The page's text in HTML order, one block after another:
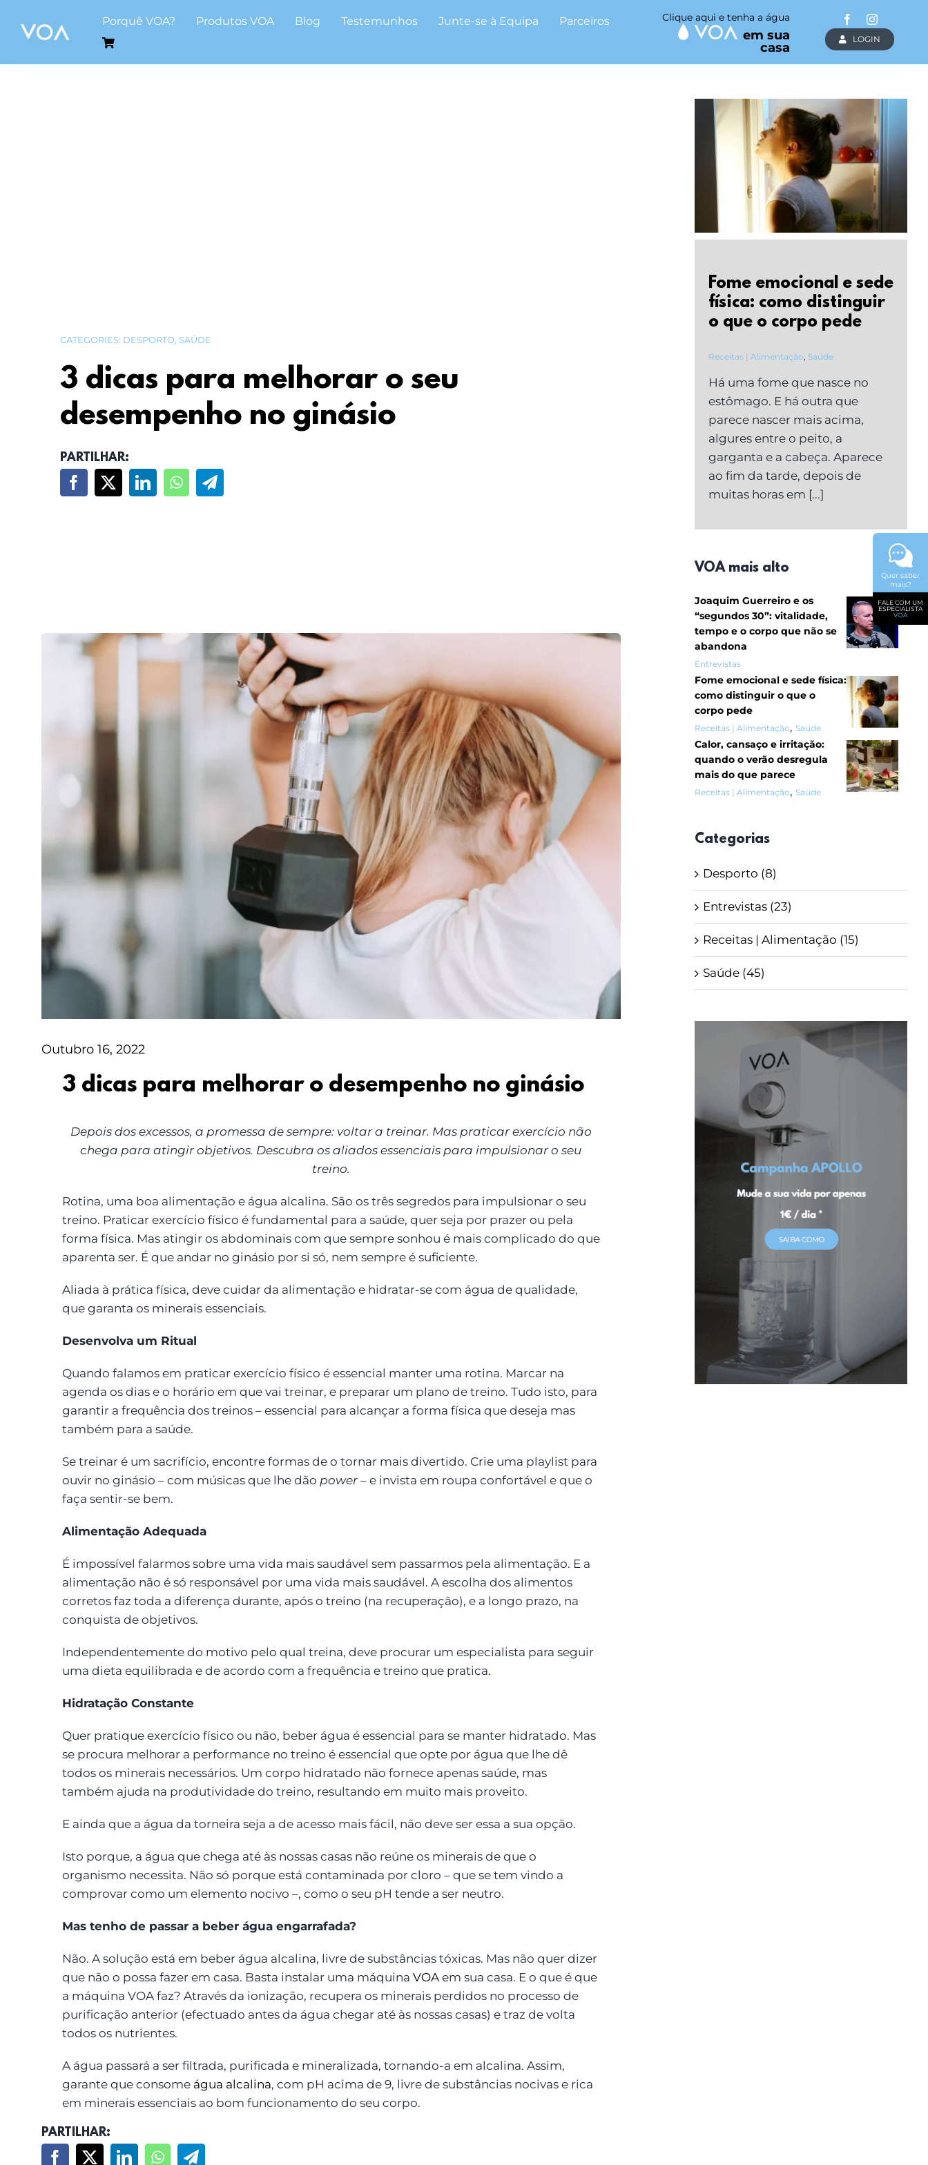
Porquê VOA? Produtos VOA Blog Testemunhos Junte-se à Equipa Parceiros Clique aqui e tenha a água
em sua
casa
LOGIN
CATEGORIES: DESPORTO, SAÚDE
3 dicas para melhorar o seu
desempenho no ginásio
PARTILHAR:
Outubro 16, 2022
3 dicas para melhorar o desempenho no ginásio
Depois dos excessos, a promessa de sempre: voltar a treinar. Mas praticar exercício não
chega para atingir objetivos. Descubra os aliados essenciais para impulsionar o seu
treino.
Rotina, uma boa alimentação e água alcalina. São os três segredos para impulsionar o seu
treino. Praticar exercício físico é fundamental para a saúde, quer seja por prazer ou pela
forma física. Mas atingir os abdominais com que sempre sonhou é mais complicado do que
aparenta ser. É que andar no ginásio por si só, nem sempre é suficiente.
Aliada à prática física, deve cuidar da alimentação e hidratar-se com água de qualidade,
que garanta os minerais essenciais.
Desenvolva um Ritual
Quando falamos em praticar exercício físico é essencial manter uma rotina. Marcar na
agenda os dias e o horário em que vai treinar, e preparar um plano de treino. Tudo isto, para
garantir a frequência dos treinos – essencial para alcançar a forma física que deseja mas
também para a saúde.
Se treinar é um sacrifício, encontre formas de o tornar mais divertido. Crie uma playlist para
ouvir no ginásio – com músicas que lhe dão power– e invista em roupa confortável e que o
faça sentir-se bem.
Alimentação Adequada
É impossível falarmos sobre uma vida mais saudável sem passarmos pela alimentação. E a
alimentação não é só responsável por uma vida mais saudável. A escolha dos alimentos
corretos faz toda a diferença durante, após o treino (na recuperação), e a longo prazo, na
conquista de objetivos.
Independentemente do motivo pelo qual treina, deve procurar um especialista para seguir
uma dieta equilibrada e de acordo com a frequência e treino que pratica.
Hidratação Constante
Quer pratique exercício físico ou não, beber água é essencial para se manter hidratado. Mas
se procura melhorar a performance no treino é essencial que opte por água que lhe dê
todos os minerais necessários. Um corpo hidratado não fornece apenas saúde, mas
também ajuda na produtividade do treino, resultando em muito mais proveito.
E ainda que a água da torneira seja a de acesso mais fácil, não deve ser essa a sua opção.
Isto porque, a água que chega até às nossas casas não reúne os minerais de que o
organismo necessita. Não só porque está contaminada por cloro – que se tem vindo a
comprovar como um elemento nocivo –, como o seu pH tende a ser neutro.
Mas tenho de passar a beber água engarrafada?
Não. A solução está em beber água alcalina, livre de substâncias tóxicas. Mas não quer dizer
que não o possa fazer em casa. Basta instalar uma máquina VOAem sua casa. E o que é que
a máquina VOA faz? Através da ionização, recupera os minerais perdidos no processo de
purificação anterior (efectuado antes da água chegar até às nossas casas) e traz de volta
todos os nutrientes.
A água passará a ser filtrada, purificada e mineralizada, tornando-a em alcalina. Assim,
garante que consome água alcalina, com pH acima de 9, livre de substâncias nocivas e rica
em minerais essenciais ao bom funcionamento do seu corpo.
PARTILHAR:
Fome emocional e sede
física: como distinguir
o que o corpo pede
Receitas | Alimentação Saúde
Há uma fome que nasce no
estômago. E há outra que
parece nascer mais acima,
algures entre o peito, a
garganta e a cabeça. Aparece
ao fim da tarde, depois de
muitas horas em [...]
VOA mais alto
Joaquim Guerreiro e os
“segundos 30”: vitalidade,
tempo e o corpo que não se
abandona
Entrevistas
Fome emocional e sede física:
como distinguir o que o
corpo pede
Receitas | Alimentação, Saúde
Calor, cansaço e irritação:
quando o verão desregula
mais do que parece
Receitas | Alimentação, Saúde
Categorias
Desporto (8)
Entrevistas (23)
Receitas | Alimentação (15)
Saúde (45)
Quer saber
mais?
FALE COM UM
ESPECIALISTA
VOA